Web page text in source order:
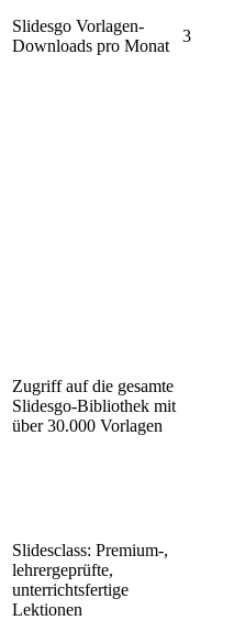
Slidesgo Vorlagen-
Downloads pro Monat
3
Zugriff auf die gesamte
Slidesgo-Bibliothek mit
über 30.000 Vorlagen
Slidesclass: Premium-,
lehrergeprüfte,
unterrichtsfertige
Lektionen